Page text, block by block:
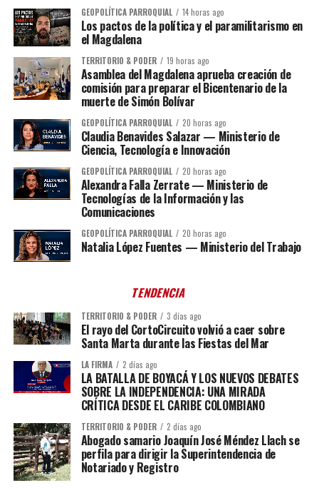
GEOPOLÍTICA PARROQUIAL 14 horas ago
Los pactos de la política y el paramilitarismo en
el Magdalena
TERRITORIO & PODER 19 horas ago
Asamblea del Magdalena aprueba creación de
comisión para preparar el Bicentenario de la
muerte de Simón Bolívar
GEOPOLÍTICA PARROQUIAL 20 horas ago
Claudia Benavides Salazar — Ministerio de
Ciencia, Tecnología e Innovación
GEOPOLÍTICA PARROQUIAL 20 horas ago
Alexandra Falla Zerrate — Ministerio de
Tecnologías de la Información y las
Comunicaciones
GEOPOLÍTICA PARROQUIAL 20 horas ago
Natalia López Fuentes — Ministerio del Trabajo
TENDENCIA
TERRITORIO & PODER 3 días ago
El rayo del CortoCircuito volvió a caer sobre
Santa Marta durante las Fiestas del Mar
LA FIRMA 2 días ago
LA BATALLA DE BOYACÁ Y LOS NUEVOS DEBATES
SOBRE LA INDEPENDENCIA: UNA MIRADA
CRÍTICA DESDE EL CARIBE COLOMBIANO
TERRITORIO & PODER 2 días ago
Abogado samario Joaquín José Méndez Llach se
perfila para dirigir la Superintendencia de
Notariado y Registro